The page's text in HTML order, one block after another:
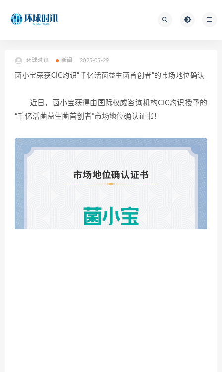
环球时讯 新闻 2025-05-29
菌小宝荣获CIC灼识“千亿活菌益生菌首创者”的市场地位确认
近日，菌小宝获得由国际权威咨询机构CIC灼识授予的
“千亿活菌益生菌首创者”市场地位确认证书！